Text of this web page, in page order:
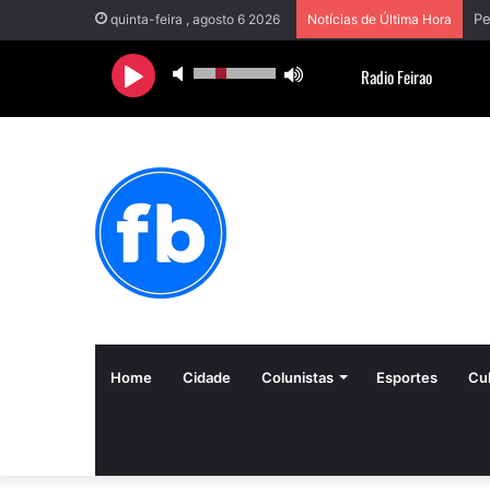
quinta-feira , agosto 6 2026 Notícias de Última Hora
Home Cidade Colunistas Esportes